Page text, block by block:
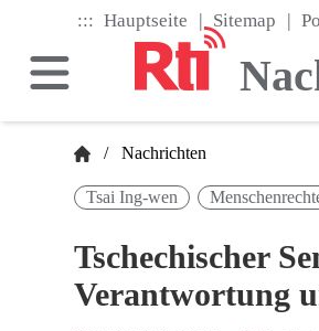
main
content
::: Hauptseite | Sitemap |
/ Nachrichten
Tsai Ing-wen
Tschechischer
Verantwortung